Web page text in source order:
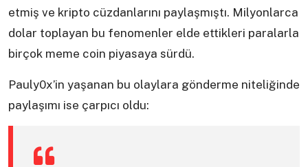
etmiş ve kripto cüzdanlarını paylaşmıştı. Milyonlarca
dolar toplayan bu fenomenler elde ettikleri paralarla
birçok meme coin piyasaya sürdü.
Pauly0x’in yaşanan bu olaylara gönderme niteliğinde
paylaşımı ise çarpıcı oldu: